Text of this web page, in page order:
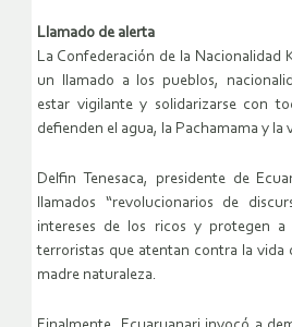
Llamado de alerta
La Confederación de la Nacionalidad
un llamado a los pueblos,
estar vigilante y solidarizarse con
defienden el agua, la Pachamama y la
Delfin Tenesaca, presidente de
llamados “revolucionarios de
intereses de los ricos y protegen
terroristas que atentan contra la vida
madre naturaleza.